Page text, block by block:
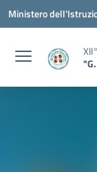
Vai ai contenuti
Vai al menu di
Vai al footer
Ministero